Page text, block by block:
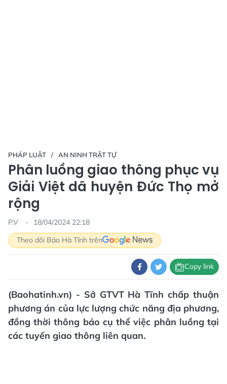
PHÁP LUẬT AN NINH TRẬT TỰ
Phân luồng giao thông phục vụ
Giải Việt dã huyện Đức Thọ mở
rộng
P.V
18/04/2024 22:18
Theo dõi Báo Hà Tĩnh trên
Copy link
(Baohatinh.vn) - Sở GTVT Hà Tĩnh chấp thuận
phương án của lực lượng chức năng địa phương,
đồng thời thông báo cụ thể việc phân luồng tại
các tuyến giao thông liên quan.